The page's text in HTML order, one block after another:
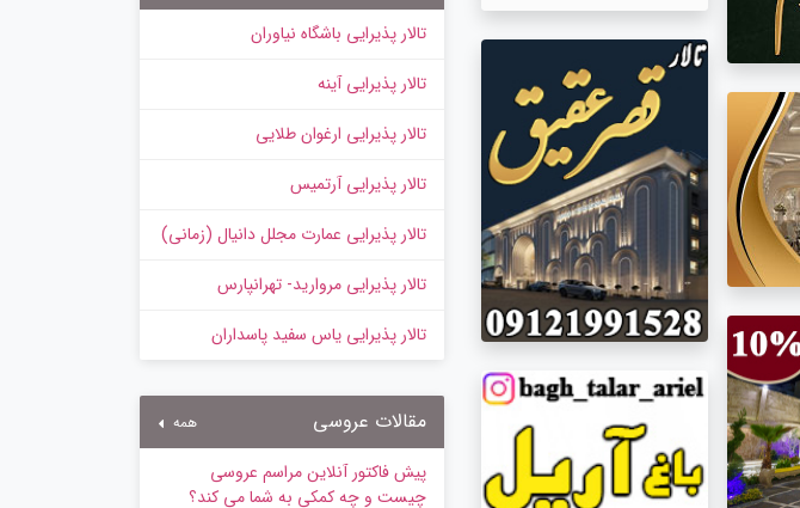
تالار پذیرایی باشگاه نیاوران
تالار پذیرایی آینه
تالار پذیرایی ارغوان طلایی
تالار پذیرایی آرتمیس
تالار پذیرایی عمارت مجلل دانیال (زمانی)
تالار پذیرایی مروارید- تهرانپارس
تالار پذیرایی یاس سفید پاسداران
مقالات عروسی همه
پیش‌ فاکتور آنلاین مراسم عروسی
چیست و چه کمکی به شما می کند؟